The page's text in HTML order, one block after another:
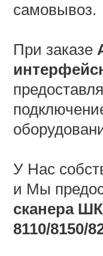
самовывоз.
При заказе
У Нас
и Мы
сканера
8110/8150/